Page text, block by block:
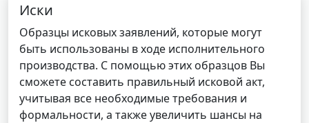
Иски
Образцы исковых заявлений, которые могут
быть использованы в ходе исполнительного
производства. С помощью этих образцов Вы
сможете составить правильный исковой акт,
учитывая все необходимые требования и
формальности, а также увеличить шансы на